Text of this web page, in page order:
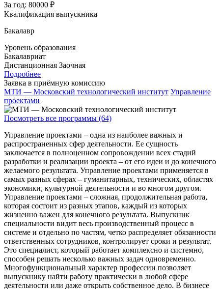
За год: 80000 ₽
Квалификация выпускника
Бакалавр
Уровень образования
Бакалавриат
Дистанционная Заочная
Подробнее
Заявка в приёмную комиссию
МТИ — Московский технологический институт Управление
проектами
Посмотреть все программы (64)
Управление проектами – одна из наиболее важных и
распространенных сфер деятельности. Ее сущность
заключается в полноценном сопровождении всех стадий
разработки и реализации проекта – от его идеи и до конечного
желаемого результата. Управление проектами применяется в
самых разных сферах – гуманитарных, технических, областях
экономики, культурной деятельности и во многом другом.
Управление проектами – сложная, продолжительная работа,
которая состоит из разных этапов, каждый из которых
жизненно важен для конечного результата. Выпускник
специальности видит весь производственный процесс в
системе и отдельно по частям, четко распределяет обязанности
ответственных сотрудников, контролирует сроки и результат.
Это специалист, который работает комплексно и системно,
способен решать несколько важных задач одновременно.
Многофункциональный характер профессии позволяет
выпускнику найти работу практически в любой сфере
деятельности или даже открыть собственное дело. В бизнесе